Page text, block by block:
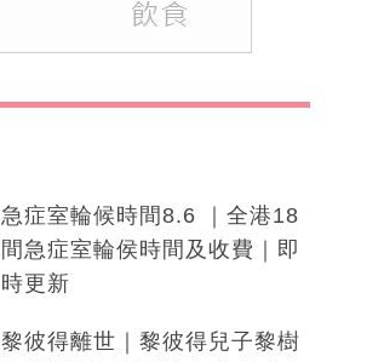
急症室輪候時間8.6 ｜全港18
間急症室輪侯時間及收費｜即
時更新
黎彼得離世｜黎彼得兒子黎樹